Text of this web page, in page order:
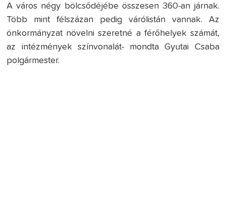
A város négy bölcsődéjébe összesen 360-an járnak.
Több mint félszázan pedig várólistán vannak. Az
önkormányzat növelni szeretné a férőhelyek számát,
az intézmények színvonalát- mondta Gyutai Csaba
polgármester.